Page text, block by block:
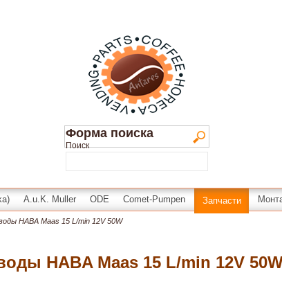
Форма поиска
Поиск
A.u.K. Muller ODE Comet-Pumpen Запчасти
HABA Maas 15 L/min 12V 50W
HABA Maas 15 L/min 12V